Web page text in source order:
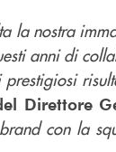
la nostra
anni di
Direttore
con la